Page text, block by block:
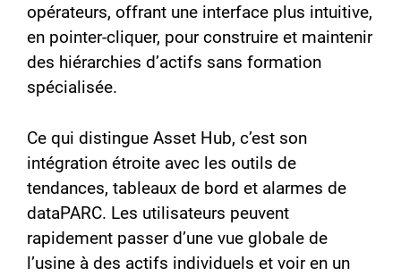
opérateurs, offrant une interface plus intuitive,
en pointer-cliquer, pour construire et maintenir
des hiérarchies d’actifs sans formation
spécialisée.
Ce qui distingue Asset Hub, c’est son
intégration étroite avec les outils de
tendances, tableaux de bord et alarmes de
dataPARC. Les utilisateurs peuvent
rapidement passer d’une vue globale de
l’usine à des actifs individuels et voir en un